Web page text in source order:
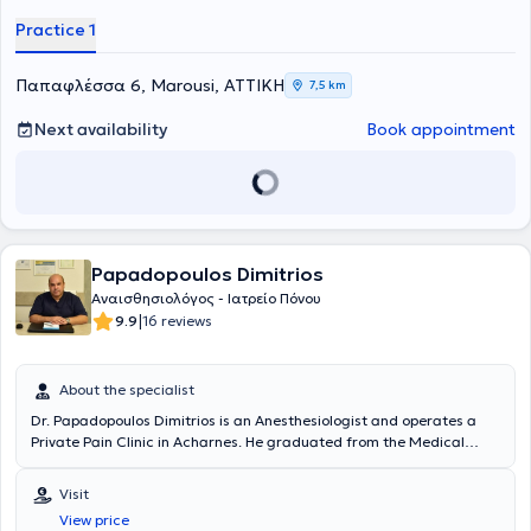
"Κυανός Σταυρός" και έχει εργαστεί στο IASO General.
Practice 1
Παπαφλέσσα 6, Marousi, ΑΤΤΙΚΗ 7,5 km
Next availability Book appointment
Papadopoulos Dimitrios
Αναισθησιολόγος - Ιατρείο Πόνου
9.9|16 reviews
About the specialist
Dr. Papadopoulos Dimitrios is an Anesthesiologist and operates a
Private Pain Clinic in Acharnes. He graduated from the Medical
"Konstantopouleio" General Hospital (Agia Olga). He trained at the
Pain & Palliative Care Clinic at the General Oncology Hospital “Agioi
Anargyroi” and holds a Certificate of Attendance from the
Visit
View price